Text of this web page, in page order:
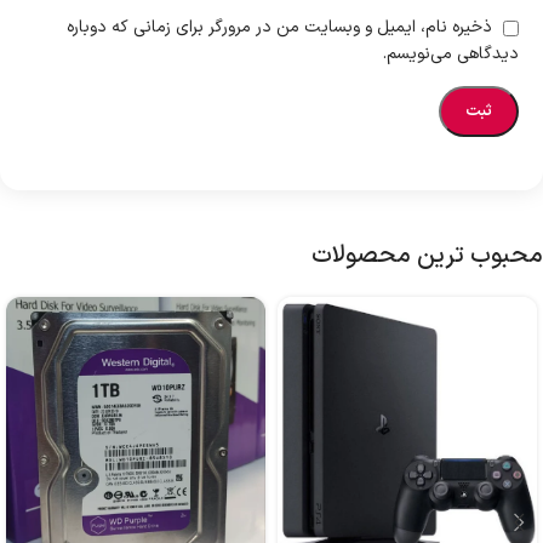
ذخیره نام، ایمیل و وبسایت من در مرورگر برای زمانی که دوباره
دیدگاهی می‌نویسم.
محبوب ترین محصولات